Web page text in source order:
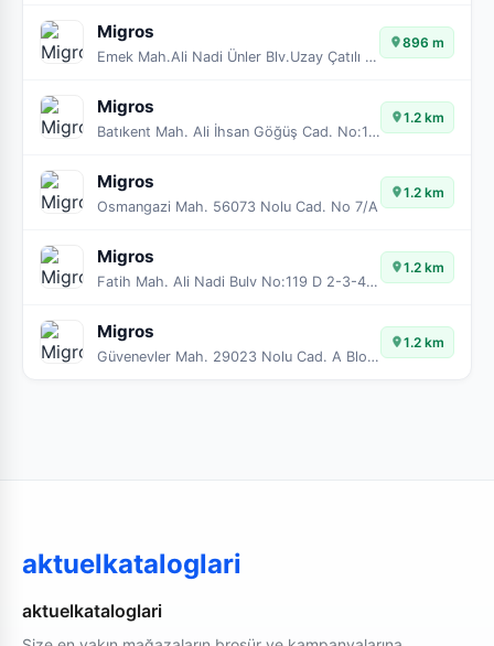
Migros
Emek Mah.Ali Nadi Ünler Blv.Uzay Çatılı Pazar Yeri
896 m
Migros
Batıkent Mah. Ali İhsan Göğüş Cad. No:145/B
1.2 km
Migros
Osmangazi Mah. 56073 Nolu Cad. No 7/A
1.2 km
Migros
Fatih Mah. Ali Nadi Bulv No:119 D 2-3-4-5
1.2 km
Migros
Güvenevler Mah. 29023 Nolu Cad. A Blok 8-9-10
1.2 km
aktuelkataloglari
aktuelkataloglari